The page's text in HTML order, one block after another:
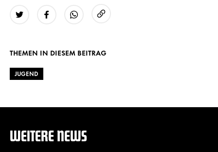
THEMEN IN DIESEM BEITRAG
JUGEND
WEITERE NEWS